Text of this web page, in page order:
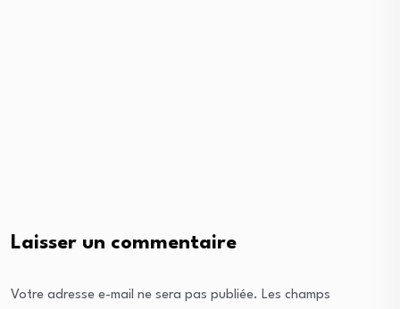
Laisser un commentaire
Votre adresse e-mail ne sera pas publiée. Les champs